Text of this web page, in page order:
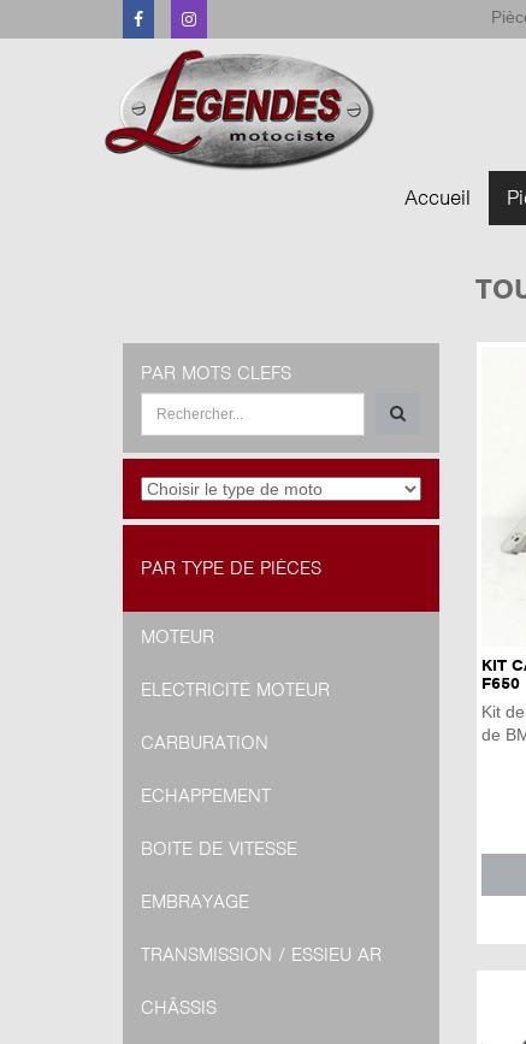
FacebookInstagram
Accueil
KIT
F650
Kit
de
PAR MOTS CLEFS
PAR TYPE DE PIÈCES
MOTEUR
ELECTRICITÉ MOTEUR
CARBURATION
ECHAPPEMENT
BOITE DE VITESSE
EMBRAYAGE
TRANSMISSION / ESSIEU AR
CHÂSSIS